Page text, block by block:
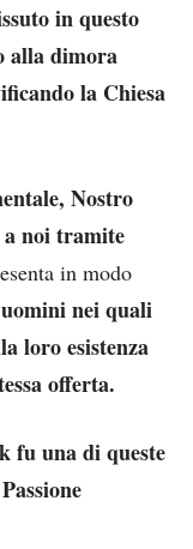
in questo
alla dimora
la Chiesa
Nostro
noitramite
in modo
nei quali
loro esistenza
offerta.
fu una di queste